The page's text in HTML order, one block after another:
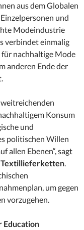
aus dem Globalen
und
Modeindustrie
verbindet einmalig
nachhaltige Mode
anderen Ende der
Konsum
und
politischen Willen
allen Ebenen“, sagt
Textillieferketten.
um gegen
vorzugehen.
Education